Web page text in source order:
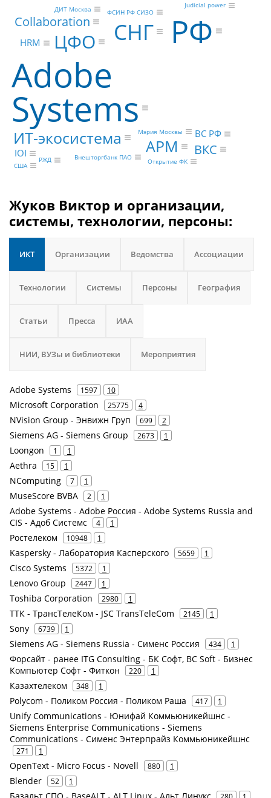
Adobe
Systems
РФ
СНГ
ЦФО
ИТ-экосистема АРМ ВКС
Collaboration
ВС РФ
HRM
IOI
РЖД Внешторгбанк ПАО
Открытие ФК
Judicial power
ФСИН РФ СИЗО
ДИТ Москва
Мэрия Москвы
США
Жуков Виктор и организации,
системы, технологии, персоны:
ИКТ Организации Ведомства Ассоциации
Технологии Системы Персоны География
Статьи Пресса ИАА
НИИ, ВУЗы и библиотеки Мероприятия
Adobe Systems 1597 10
Microsoft Corporation 25775 4
NVision Group - Энвижн Груп 699 2
Siemens AG - Siemens Group 2673 1
Loongon 1 1
Aethra 15 1
NComputing 7 1
MuseScore BVBA 2 1
Adobe Systems - Adobe Россия - Adobe Systems Russia and
CIS - Адоб Системс
4 1
Ростелеком 10948 1
Kaspersky - Лаборатория Касперского 5659 1
Cisco Systems 5372 1
Lenovo Group 2447 1
Toshiba Corporation 2980 1
ТТК - ТрансТелеКом - JSC TransTeleCom 2145 1
Sony 6739 1
Siemens AG - Siemens Russia - Сименс Россия 434 1
Форсайт - ранее ITG Consulting - БК Софт, BC Soft - Бизнес
Компьютер Софт - Фиткон
220 1
Казахтелеком 348 1
Polycom - Поликом Россия - Поликом Раша 417 1
Unify Communications - Юнифай Коммьюникейшнс -
Siemens Enterprise Communications - Siemens
Communications - Сименс Энтерпрайз Коммьюникейшнс
271 1
OpenText - Micro Focus - Novell 880 1
Blender 52 1